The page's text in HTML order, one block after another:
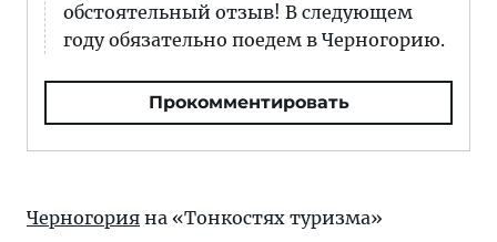
обстоятельный отзыв! В следующем
году обязательно поедем в Черногорию.
Прокомментировать
Черногория на «Тонкостях туризма»